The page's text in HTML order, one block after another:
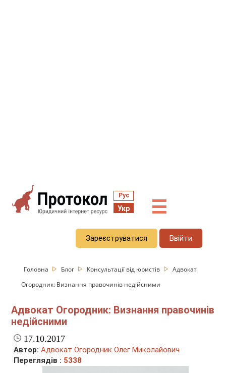
Рус
Укр ☰
Зареєструватися Ввійти
Головна Блог Консультації від юристів
Адвокат
Огородник: Визнання правочинів недійсними
Адвокат Огородник: Визнання правочинів
недійсними
17.10.2017
Автор: Адвокат Огородник Олег Миколайович
Переглядів : 5338